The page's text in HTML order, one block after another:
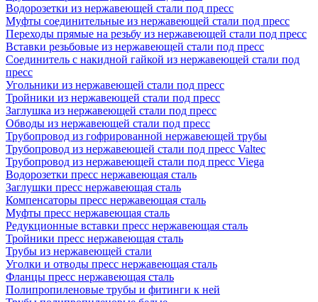
Водорозетки из нержавеющей стали под пресс
Муфты соединительные из нержавеющей стали под пресс
Переходы прямые на резьбу из нержавеющей стали под пресс
Вставки резьбовые из нержавеющей стали под пресс
Соединитель с накидной гайкой из нержавеющей стали под
пресс
Угольники из нержавеющей стали под пресс
Тройники из нержавеющей стали под пресс
Заглушка из нержавеющей стали под пресс
Обводы из нержавеющей стали под пресс
Трубопровод из гофрированной нержавеющей трубы
Трубопровод из нержавеющей стали под пресс Valtec
Трубопровод из нержавеющей стали под пресс Viega
Водорозетки пресс нержавеющая сталь
Заглушки пресс нержавеющая сталь
Компенсаторы пресс нержавеющая сталь
Муфты пресс нержавеющая сталь
Редукционные вставки пресс нержавеющая сталь
Тройники пресс нержавеющая сталь
Трубы из нержавеющей стали
Уголки и отводы пресс нержавеющая сталь
Фланцы пресс нержавеющая сталь
Полипропиленовые трубы и фитинги к ней